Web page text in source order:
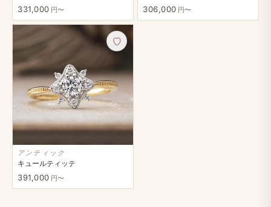
331,000 円〜 306,000 円〜
アンティック
キュールティッテ
391,000 円〜